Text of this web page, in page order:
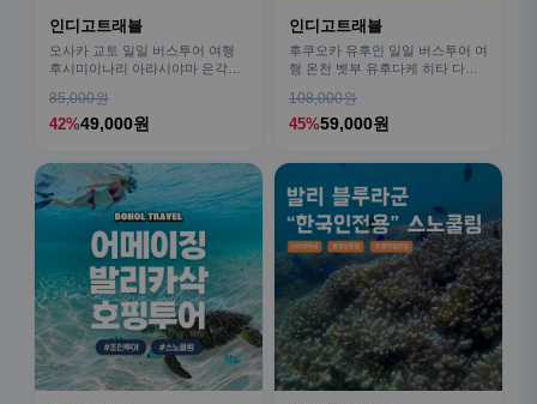
인디고트래블
오사카 교토 일일 버스투어 여행
후시미이나리 아라시야마 은각사
85,000원
42%49,000원
인디고트래블
후쿠오카 유후인 일일 버스투어 여
행 온천 벳부 유후다케 히타 다자
108,000원
45%59,000원